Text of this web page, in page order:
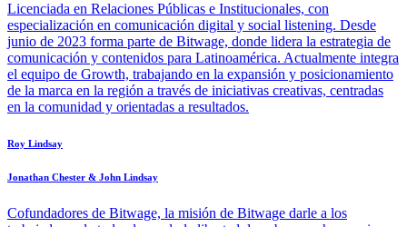
Licenciada en Relaciones Públicas e Institucionales, con
especialización en comunicación digital y social listening. Desde
junio de 2023 forma parte de Bitwage, donde lidera la estrategia de
comunicación y contenidos para Latinoamérica. Actualmente integra
el equipo de Growth, trabajando en la expansión y posicionamiento
de la marca en la región a través de iniciativas creativas, centradas
en la comunidad y orientadas a resultados.
Roy Lindsay
Jonathan Chester & John Lindsay
Cofundadores de Bitwage, la misión de Bitwage darle a los